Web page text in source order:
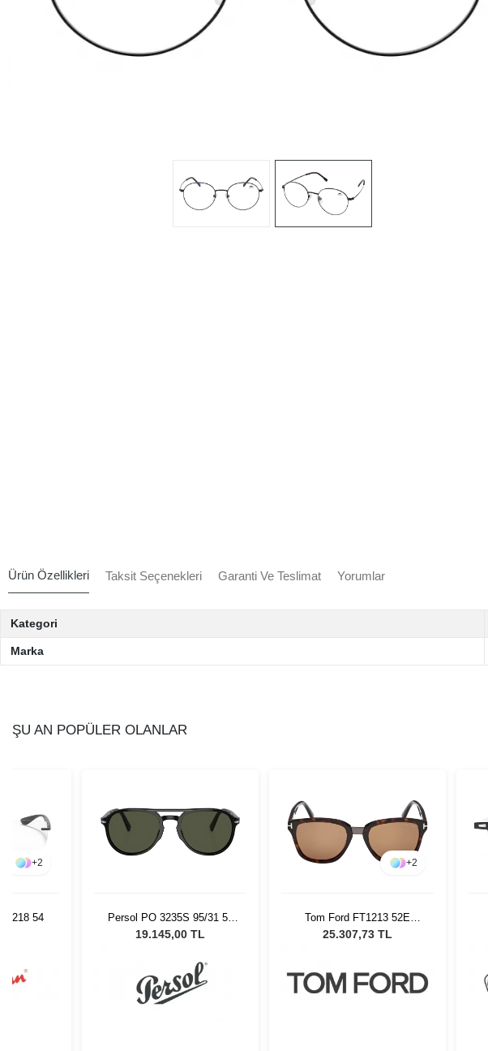
Ürün Özellikleri Taksit Seçenekleri Garanti Ve Teslimat Yorumlar
Kategori
Marka
ŞU AN POPÜLER OLANLAR
+2
1218 54
Persol PO 3235S 95/31 55
Unisex Güneş Gözlüğü
19.145,00 TL
+2
Tom Ford FT1213 52E
Unisex Güneş Gözlüğü
25.307,73 TL